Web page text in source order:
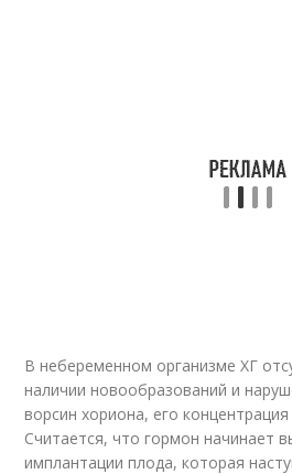
В небеременном организме ХГ
наличии новообразований и
ворсин хориона, его
Считается, что гормон начинает
имплантации плода, которая